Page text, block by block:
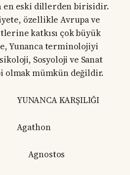
en eski dillerden birisidir.
özellikle Avrupa ve
katkısı çok büyük
Yunanca terminolojiyi
Sosyoloji ve Sanat
olmak mümkün değildir.
KARŞILIĞI
Agnostos